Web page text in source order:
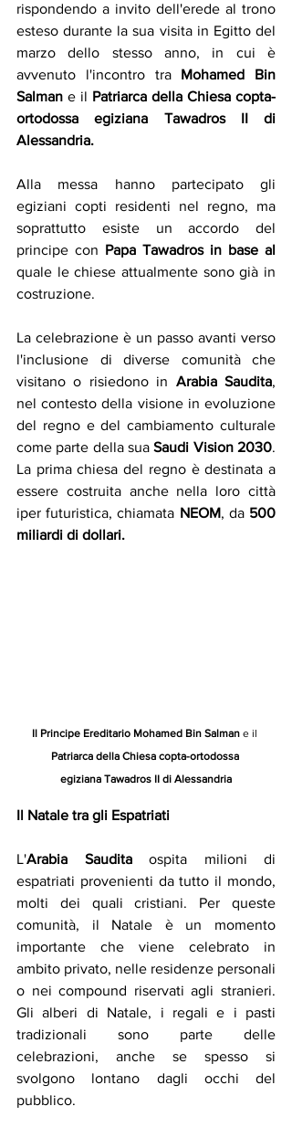
rispondendo a invito dell'erede al trono
esteso durante la sua visita in Egitto del
marzo dello stesso anno, in cui è
avvenuto l'incontro tra Mohamed Bin
Salman e il Patriarca della Chiesa copta-
ortodossa egiziana
Tawadros II di
Alessandria.
Alla messa hanno partecipato gli
egiziani copti residenti nel regno, ma
soprattutto esiste un accordo del
principe con
quale le chiese attualmente sono già in
costruzione.
La celebrazione è un passo avanti verso
l'inclusione di diverse comunità che
visitano o risiedono in Arabia Saudita,
nel contesto della visione in evoluzione
del regno e del cambiamento culturale
come parte della sua Saudi Vision 2030.
La prima chiesa del regno è destinata a
essere costruita anche nella loro città
iper futuristica, chiamata NEOM, da 500
miliardi di dollari.
Il Principe Ereditario Mohamed Bin Salman e il
Patriarca della Chiesa copta-ortodossa
egiziana Tawadros II di Alessandria
Il Natale tra gli Espatriati
L'Arabia Saudita ospita milioni di
espatriati provenienti da tutto il mondo,
molti dei quali cristiani. Per queste
comunità, il Natale è un momento
importante che viene celebrato in
ambito privato, nelle residenze personali
o nei compound riservati agli stranieri.
Gli alberi di Natale, i regali e i pasti
tradizionali sono parte delle
celebrazioni, anche se spesso si
svolgono lontano dagli occhi del
pubblico.